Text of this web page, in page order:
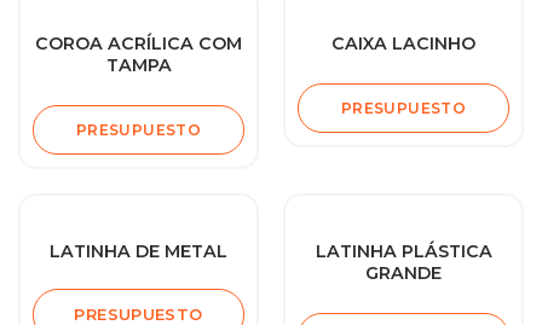
COROA ACRÍLICA COM
TAMPA
PRESUPUESTO
CAIXA LACINHO
PRESUPUESTO
LATINHA DE METAL
PRESUPUESTO
LATINHA PLÁSTICA
GRANDE